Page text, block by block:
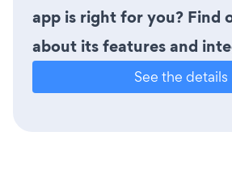
app is right for you? Find
about its features and
See the details